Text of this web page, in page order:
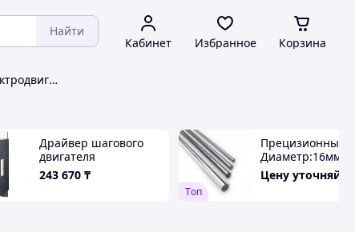
Найти
Кабинет Избранное Корзина
Комплектующие для электродвигателей
Драйвер шагового
двигателя
243 670 ₸
Tоп
Прецизионный
Диаметр:16мм
Длина:300мм
Цену уточняйте